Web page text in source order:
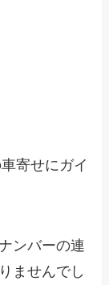
寄せにガイ
ンバーの連
ませんでし